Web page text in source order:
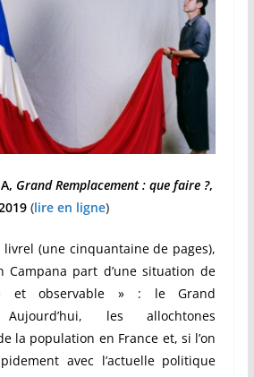
Grand Remplacement : que faire ?,
(lire en ligne)
(une cinquantaine de pages),
Campana part d’une situation de
et observable » : le Grand
Aujourd’hui, les allochtones
la population en France et, si l’on
avec l’actuelle politique